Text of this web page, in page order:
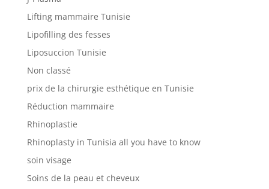
Lifting mammaire Tunisie
Lipofilling des fesses
Liposuccion Tunisie
Non classé
prix de la chirurgie esthétique en Tunisie
Réduction mammaire
Rhinoplastie
Rhinoplasty in Tunisia all you have to know
soin visage
Soins de la peau et cheveux